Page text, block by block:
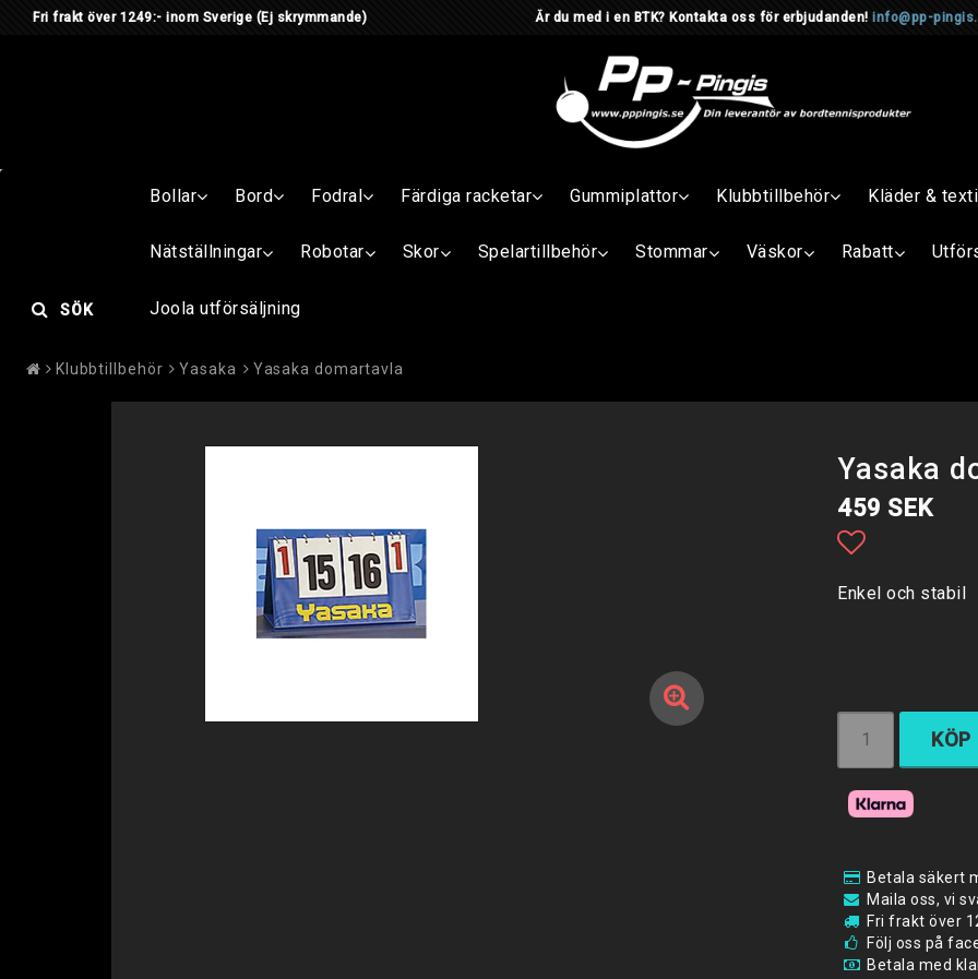
Fri frakt över 1249:- inom Sverige (Ej skrymmande) Är du med i en BTK? Kontakta oss för erbjudanden! info@pp-
Bollar Bord Fodral Färdiga racketar Gummiplattor Klubbtillbehör Kläder &
Nätställningar Robotar Skor Spelartillbehör Stommar Väskor Rabatt
Joola utförsäljning
SÖK
Klubbtillbehör Yasaka Yasaka domartavla
Yasaka
459 SEK
Lägg till i
Enkel och stabil
KÖP
Betala säkert
Maila oss, vi
Fri frakt över
Följ oss på
Betala med